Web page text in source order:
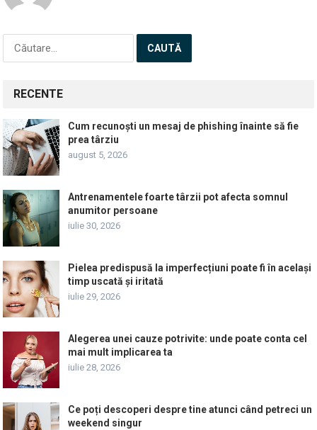
Caută
RECENTE
Cum recunoști un mesaj de phishing înainte să fie
prea târziu
august 5, 2026
Antrenamentele foarte târzii pot afecta somnul
anumitor persoane
iulie 30, 2026
Pielea predispusă la imperfecțiuni poate fi în același
timp uscată și iritată
iulie 29, 2026
Alegerea unei cauze potrivite: unde poate conta cel
mai mult implicarea ta
iulie 28, 2026
Ce poți descoperi despre tine atunci când petreci un
weekend singur